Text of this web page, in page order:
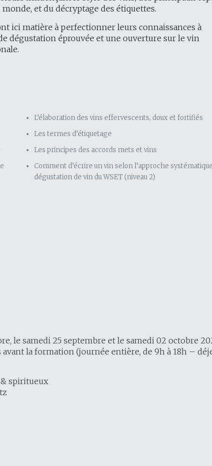
et du décryptage des étiquettes.
ici matière à perfectionner leurs connaissances à
dégustation éprouvée et une ouverture sur le vin
L’élaboration des vins effervescents, doux et fortifiés
Les termes d’étiquetage
Les principes des accords mets et vins
Comment d’écrire un vin selon l’approche
dégustation de vin du WSET (niveau 2)
le samedi 25 septembre et le samedi 02 octobre
la formation (journée entière, de 9h à 18h –
spiritueux